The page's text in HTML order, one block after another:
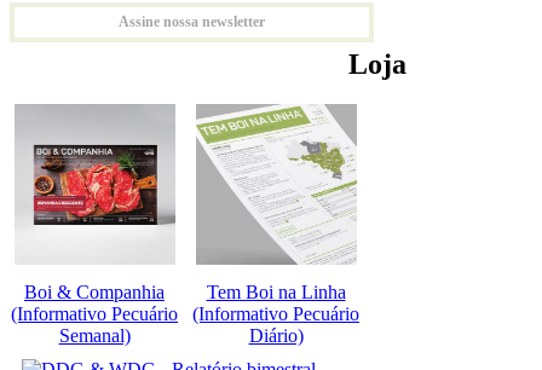
Assine nossa newsletter
Loja
Boi & Companhia
(Informativo Pecuário
Semanal)
Tem Boi na Linha
(Informativo Pecuário
Diário)